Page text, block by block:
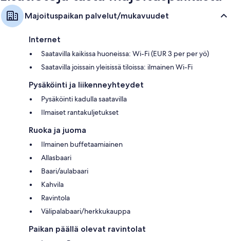
Majoituspaikan palvelut/mukavuudet
Internet
Saatavilla kaikissa huoneissa: Wi-Fi (EUR 3 per per yö)
Saatavilla joissain yleisissä tiloissa: ilmainen Wi-Fi
Pysäköinti ja liikenneyhteydet
Pysäköinti kadulla saatavilla
Ilmaiset rantakuljetukset
Ruoka ja juoma
Ilmainen buffetaamiainen
Allasbaari
Baari/aulabaari
Kahvila
Ravintola
Välipalabaari/herkkukauppa
Paikan päällä olevat ravintolat